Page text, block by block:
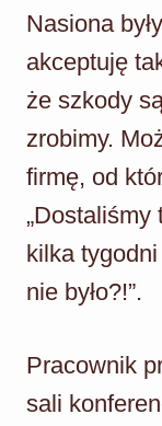
Nasiona
akceptuję
że szkody
zrobimy.
firmę, od
„Dostaliśmy
kilka
nie było?!”.
Pracownik
sali